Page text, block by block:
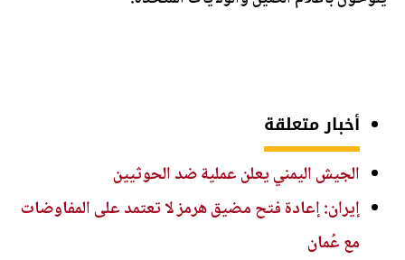
أخبار متعلقة
الجيش اليمني يعلن عملية ضد الحوثيين
إيران: إعادة فتح مضيق هرمز لا تعتمد على المفاوضات
مع عُمان